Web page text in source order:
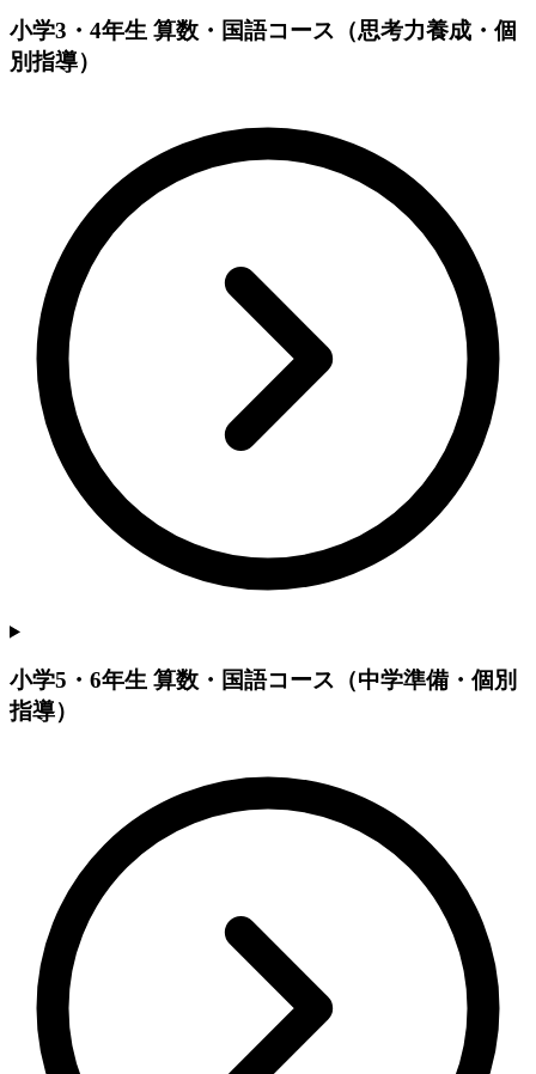
小学3・4年生 算数・国語コース（思考力養成・個
別指導）
小学5・6年生 算数・国語コース（中学準備・個別
指導）